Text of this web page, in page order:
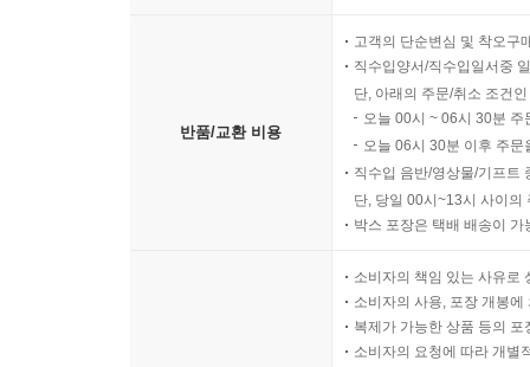
반품/교환 비용
고객의 단순변심 및 착오구
직수입양서/직수입일서중
단, 아래의 주문/취소 조건
오늘 00시 ~ 06시 30분
오늘 06시 30분 이후 주
직수입 음반/영상물/기프트
단, 당일 00시~13시 사이의
박스 포장은 택배 배송이
소비자의 책임 있는 사유로
소비자의 사용, 포장 개봉
복제가 가능한 상품 등의
소비자의 요청에 따라 개별